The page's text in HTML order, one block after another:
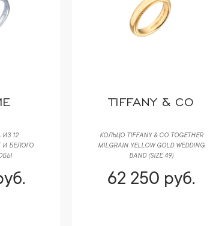
12
И БЕЛОГО
TIFFANY & CO
КОЛЬЦО TIFFANY & CO TOGETHER
MILGRAIN YELLOW GOLD WEDDING
BAND (SIZE 49)
62 250 руб.